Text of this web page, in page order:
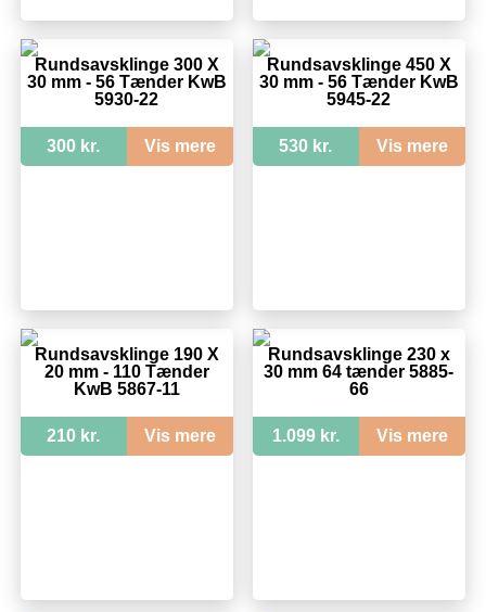
Rundsavsklinge 300 X
30 mm - 56 Tænder KwB
5930-22
300 kr. Vis mere
Rundsavsklinge 450 X
30 mm - 56 Tænder KwB
5945-22
530 kr. Vis mere
Rundsavsklinge 190 X
20 mm - 110 Tænder
KwB 5867-11
210 kr. Vis mere
Rundsavsklinge 230 x
30 mm 64 tænder 5885-
66
1.099 kr. Vis mere